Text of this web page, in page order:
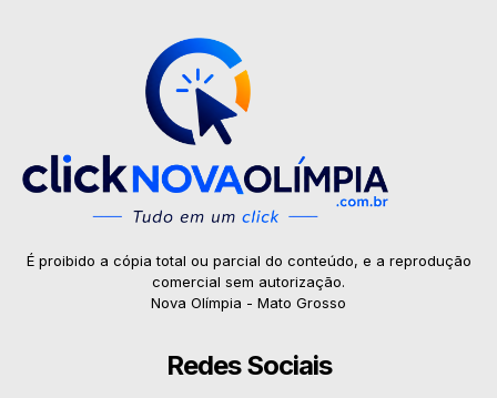
É proibido a cópia total ou parcial do conteúdo, e a reprodução
comercial sem autorização.
Nova Olímpia - Mato Grosso
Redes Sociais